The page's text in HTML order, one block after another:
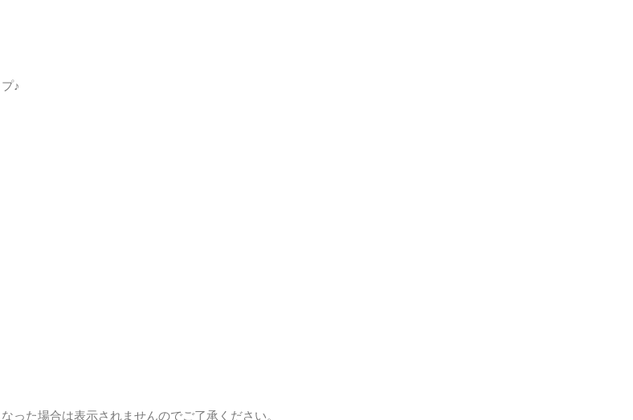
♪
った場合は表示されませんのでご了承ください。